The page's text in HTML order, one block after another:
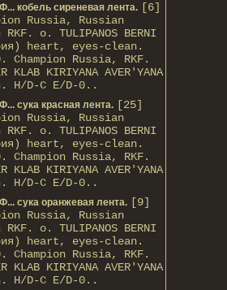
кобель сиреневая лента. [6]
Russia, Russian
о. TULIPANOS BERNI
heart, eyes-clean.
Champion Russia, RKF.
KLAB KIRIYANA AVER'YANA
H/D-С E/D-0..
сука красная лента. [25]
Russia, Russian
о. TULIPANOS BERNI
heart, eyes-clean.
Champion Russia, RKF.
KLAB KIRIYANA AVER'YANA
H/D-С E/D-0..
сука оранжевая лента. [9]
Russia, Russian
о. TULIPANOS BERNI
heart, eyes-clean.
Champion Russia, RKF.
KLAB KIRIYANA AVER'YANA
H/D-С E/D-0..